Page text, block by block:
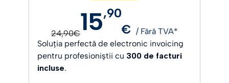
24,90€15,90
€ / Fără TVA*
Soluția perfectă de electronic invoicing
pentru profesioniștii cu 300 de facturi
incluse.